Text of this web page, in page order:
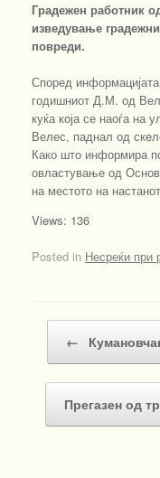
Градежен работник
изведување
повреди.
Според
годишниот Д.М. од
куќа која се наоѓа на
Велес, паднал од
Како што информира
овластување од
на местото на
Views: 136
Posted in Несреќи при
←
Прегазен од